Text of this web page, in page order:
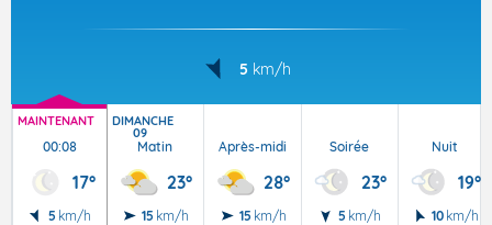
5 km/h
MAINTENANT
00:08
17°
5 km/h
DIMANCHE
09
Matin
23°
15 km/h
Après-midi
28°
15 km/h
Soirée
23°
5 km/h
Nuit
19°
10 km/h